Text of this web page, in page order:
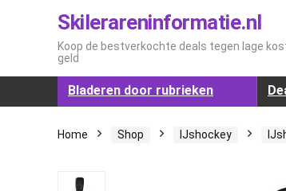
Skilerareninformatie.nl
Koop de bestverkochte deals tegen lage
geld
Bladeren door rubrieken
Home Shop IJshockey